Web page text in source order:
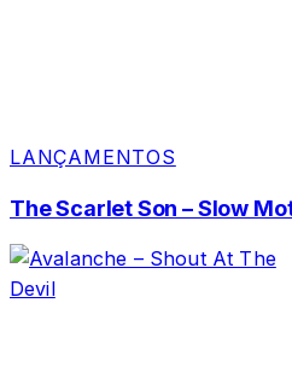
LANÇAMENTOS
The Scarlet Son – Slow